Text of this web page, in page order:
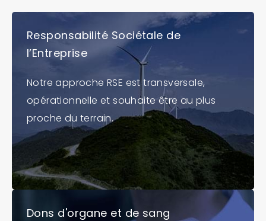
Responsabilité Sociétale de
l’Entreprise
Notre approche RSE est transversale,
opérationnelle et souhaite être au plus
proche du terrain.
Dons d'organe et de sang